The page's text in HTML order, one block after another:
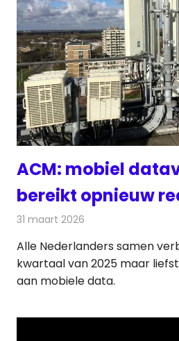
ACM: mobiel
bereikt opnieuw
31 maart 2026
Alle Nederlanders samen
kwartaal van 2025 maar
aan mobiele data.